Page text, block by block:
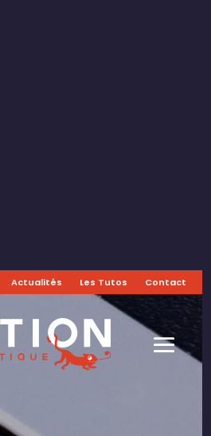
Actualités Les Tutos Contact